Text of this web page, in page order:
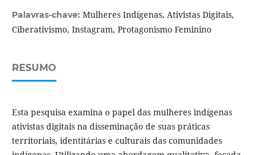
Palavras-chave: Mulheres Indígenas, Ativistas Digitais,
Ciberativismo, Instagram, Protagonismo Feminino
RESUMO
Esta pesquisa examina o papel das mulheres indígenas
ativistas digitais na disseminação de suas práticas
territoriais, identitárias e culturais das comunidades